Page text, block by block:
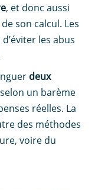
, et donc aussi
son calcul. Les
les abus
deux
un barème
réelles. La
des méthodes
voire du